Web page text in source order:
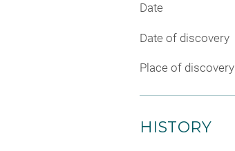
Date
Date of discovery
Place of discovery
HISTORY